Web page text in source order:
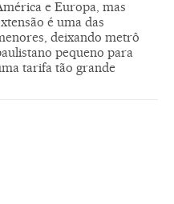
e Europa, mas
é uma das
deixando metrô
pequeno para
tarifa tão grande